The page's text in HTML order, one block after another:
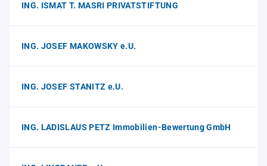
ING. ISMAT T. MASRI PRIVATSTIFTUNG
ING. JOSEF MAKOWSKY e.U.
ING. JOSEF STANITZ e.U.
ING. LADISLAUS PETZ Immobilien-Bewertung GmbH